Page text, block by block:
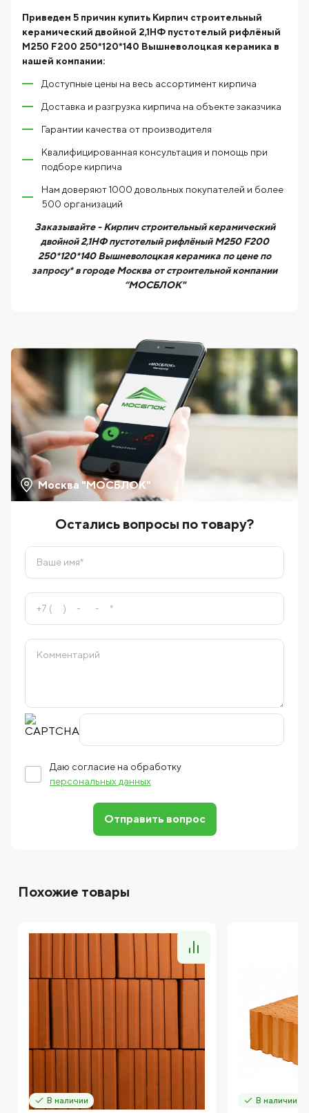
Приведем 5 причин купить Кирпич строительный
керамический двойной 2,1НФ пустотелый рифлёный
М250 F200 250*120*140 Вышневолоцкая керамика в
нашей компании:
Доступные цены на весь ассортимент кирпича
Доставка и разгрузка кирпича на объекте заказчика
Гарантии качества от производителя
Квалифицированная консультация и помощь при
подборе кирпича
Нам доверяют 1000 довольных покупателей и более
500 организаций
Заказывайте - Кирпич строительный керамический
двойной 2,1НФ пустотелый рифлёный М250 F200
250*120*140 Вышневолоцкая керамика по цене по
запросу* в городе Москва от строительной компании
“МОСБЛОК"
Москва "МОСБЛОК"
Остались вопросы по товару?
Даю согласие на обработку
персональных данных
Отправить вопрос
Похожие товары
В наличии В наличии